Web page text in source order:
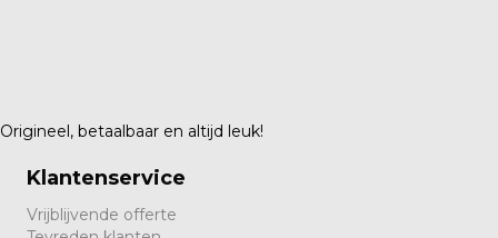
Origineel, betaalbaar en altijd leuk!
Klantenservice
Vrijblijvende offerte